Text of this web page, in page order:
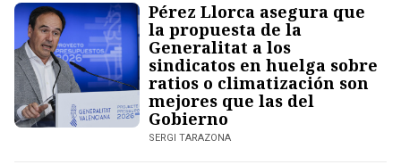
Pérez Llorca asegura que
la propuesta de la
Generalitat a los
sindicatos en huelga sobre
ratios o climatización son
mejores que las del
Gobierno
SERGI TARAZONA